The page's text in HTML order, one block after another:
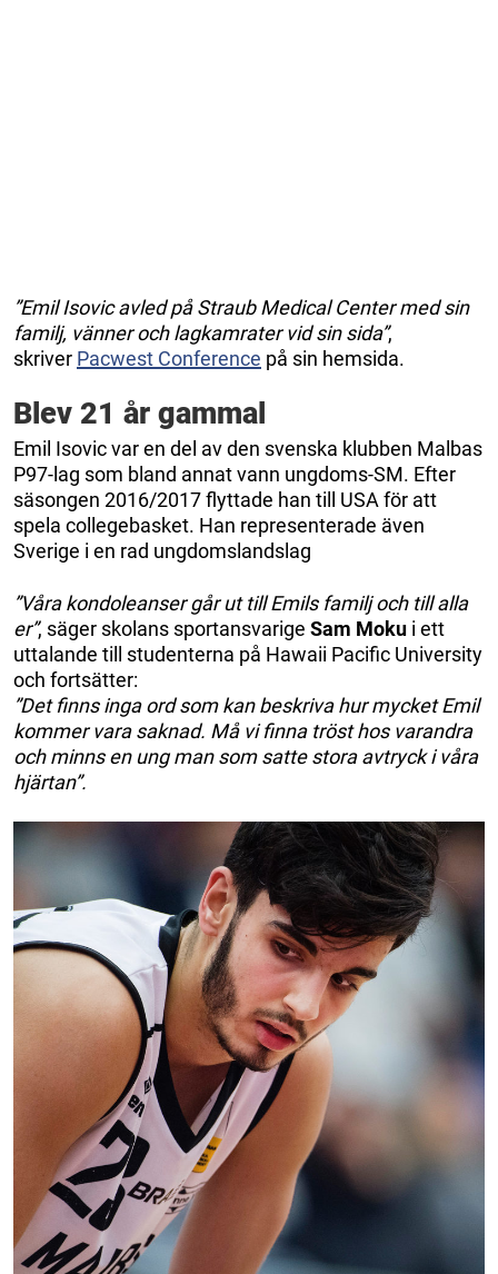
”Emil Isovic avled på Straub Medical Center med sin
familj, vänner och lagkamrater vid sin sida”,
skriver Pacwest Conference på sin hemsida.
Blev 21 år gammal
Emil Isovic var en del av den svenska klubben Malbas
P97-lag som bland annat vann ungdoms-SM. Efter
säsongen 2016/2017 flyttade han till USA för att
spela collegebasket. Han representerade även
Sverige i en rad ungdomslandslag
”Våra kondoleanser går ut till Emils familj och till alla
er”, säger skolans sportansvarige Sam Moku i ett
uttalande till studenterna på Hawaii Pacific University
och fortsätter:
”Det finns inga ord som kan beskriva hur mycket Emil
kommer vara saknad. Må vi finna tröst hos varandra
och minns en ung man som satte stora avtryck i våra
hjärtan”.